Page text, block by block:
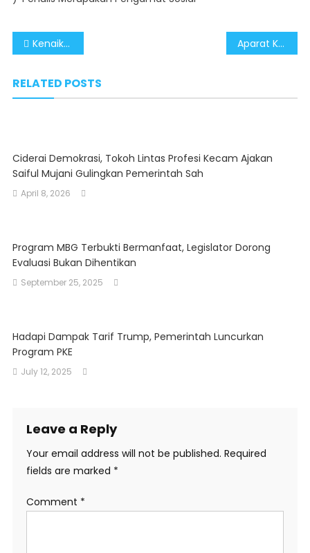
Post
Kenaikan UMP 2026 Dorong Konsumsi Rumah Tangga dan Aktivitas Ekonomi Nasional Aparat Keamanan Dinilai Sukses Jaga Natal 2025 Aman dan Toleran
RELATED POSTS
Ciderai Demokrasi, Tokoh Lintas Profesi Kecam Ajakan
Saiful Mujani Gulingkan Pemerintah Sah
April 8, 2026
Program MBG Terbukti Bermanfaat, Legislator Dorong
Evaluasi Bukan Dihentikan
September 25, 2025
Hadapi Dampak Tarif Trump, Pemerintah Luncurkan
Program PKE
July 12, 2025
Leave a Reply
Your email address will not be published. Required
fields are marked *
Comment *